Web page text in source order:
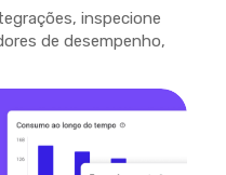
inspecione
de desempenho,